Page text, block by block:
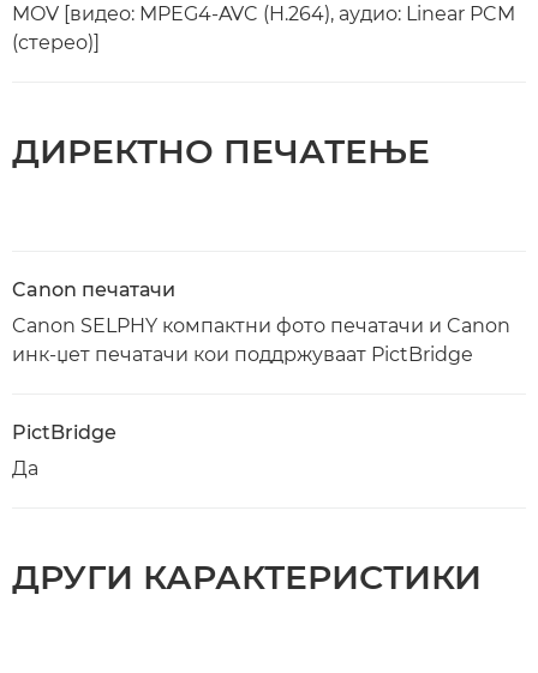
MOV [видео: MPEG4-AVC (H.264), аудио: Linear PCM
(стерео)]
ДИРЕКТНО ПЕЧАТЕЊЕ
Canon печатачи
Canon SELPHY компактни фото печатачи и Canon
инк-џет печатачи кои поддржуваат PictBridge
PictBridge
Да
ДРУГИ КАРАКТЕРИСТИКИ